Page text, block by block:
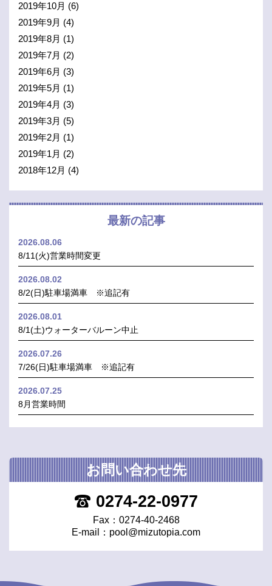
2019年10月 (6)
2019年9月 (4)
2019年8月 (1)
2019年7月 (2)
2019年6月 (3)
2019年5月 (1)
2019年4月 (3)
2019年3月 (5)
2019年2月 (1)
2019年1月 (2)
2018年12月 (4)
最新の記事
2026.08.06
8/11(火)営業時間変更
2026.08.02
8/2(日)駐車場満車 ※追記有
2026.08.01
8/1(土)ウォーターバルーン中止
2026.07.26
7/26(日)駐車場満車 ※追記有
2026.07.25
8月営業時間
お問い合わせ先
0274-22-0977
Fax：0274-40-2468
E-mail： pool@mizutopia.com